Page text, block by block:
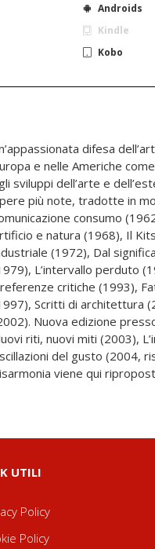
Androids
Kindle
Kobo
viene qui
UTILI
Policy
Policy